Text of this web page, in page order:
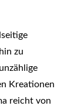
zu
Kreationen
reicht von